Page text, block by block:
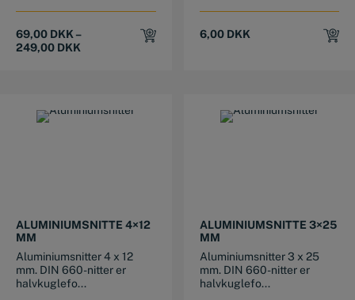
69,00 DKK –
249,00 DKK
6,00 DKK
ALUMINIUMSNITTE 4×12
MM
Aluminiumsnitter 4 x 12
mm. DIN 660-nitter er
halvkuglefo...
ALUMINIUMSNITTE 3×25
MM
Aluminiumsnitter 3 x 25
mm. DIN 660-nitter er
halvkuglefo...